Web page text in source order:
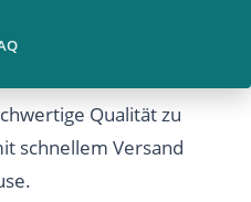
Stickerei
Qualität zu
schnellem Versand